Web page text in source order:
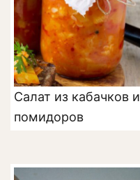
Салат из кабачков и
помидоров